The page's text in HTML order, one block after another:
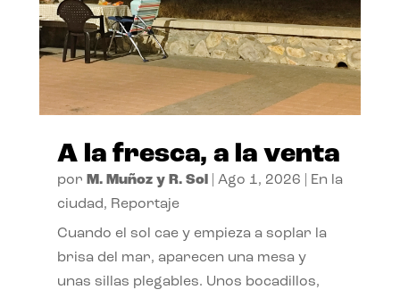
A la fresca, a la venta
por M. Muñoz y R. Sol| Ago 1, 2026
En la
ciudad, Reportaje
Cuando el sol cae y empieza a soplar la
brisa del mar, aparecen una mesa y
unas sillas plegables. Unos bocadillos,